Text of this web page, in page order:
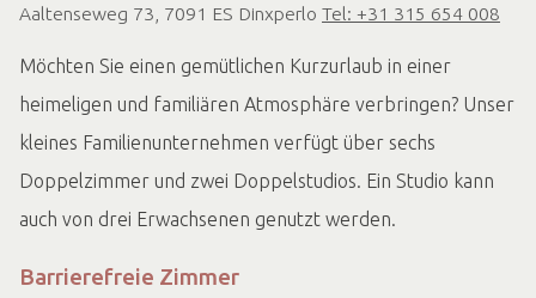
Aaltenseweg 73, 7091 ES Dinxperlo Tel: +31 315 654 008
Möchten Sie einen gemütlichen Kurzurlaub in einer
heimeligen und familiären Atmosphäre verbringen? Unser
kleines Familienunternehmen verfügt über sechs
Doppelzimmer und zwei Doppelstudios. Ein Studio kann
auch von drei Erwachsenen genutzt werden.
Barrierefreie Zimmer